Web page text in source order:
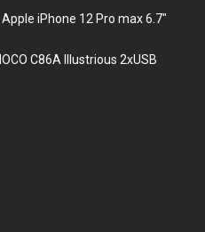
iPhone 12 Pro max 6.7"
C86A Illustrious 2xUSB